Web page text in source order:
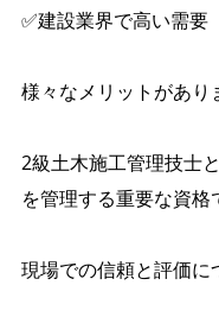
✅建設業界で高い需要
様々なメリットがあり
2級土木施工管理技士
を管理する重要な資格
現場での信頼と評価に